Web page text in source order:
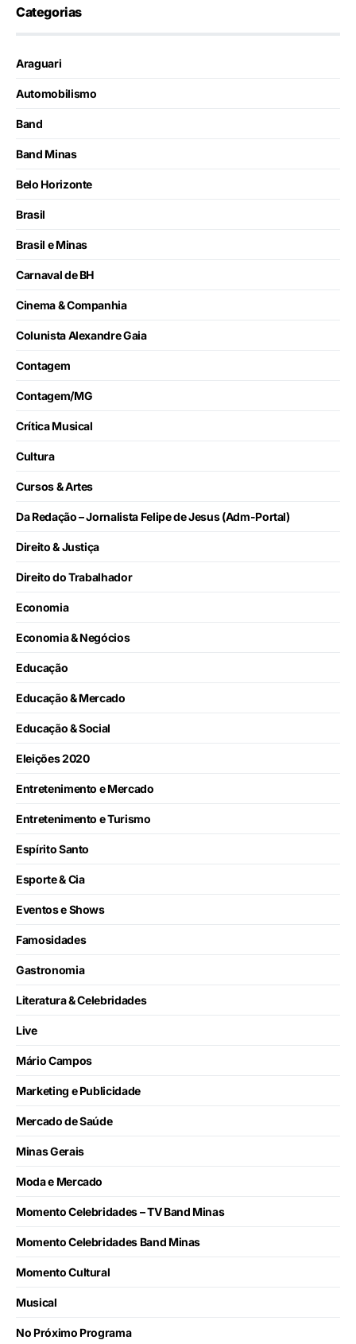
Categorias
Araguari
Automobilismo
Band
Band Minas
Belo Horizonte
Brasil
Brasil e Minas
Carnaval de BH
Cinema & Companhia
Colunista Alexandre Gaia
Contagem
Contagem/MG
Crítica Musical
Cultura
Cursos & Artes
Da Redação – Jornalista Felipe de Jesus (Adm-Portal)
Direito & Justiça
Direito do Trabalhador
Economia
Economia & Negócios
Educação
Educação & Mercado
Educação & Social
Eleições 2020
Entretenimento e Mercado
Entretenimento e Turismo
Espírito Santo
Esporte & Cia
Eventos e Shows
Famosidades
Gastronomia
Literatura & Celebridades
Live
Mário Campos
Marketing e Publicidade
Mercado de Saúde
Minas Gerais
Moda e Mercado
Momento Celebridades – TV Band Minas
Momento Celebridades Band Minas
Momento Cultural
Musical
No Próximo Programa